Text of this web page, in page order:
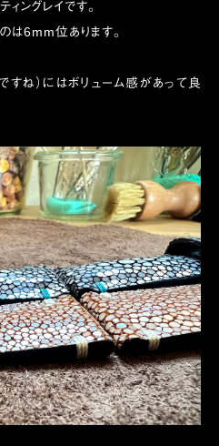
ングレイです。
は6mm位あります。
すね）にはボリューム感があって良